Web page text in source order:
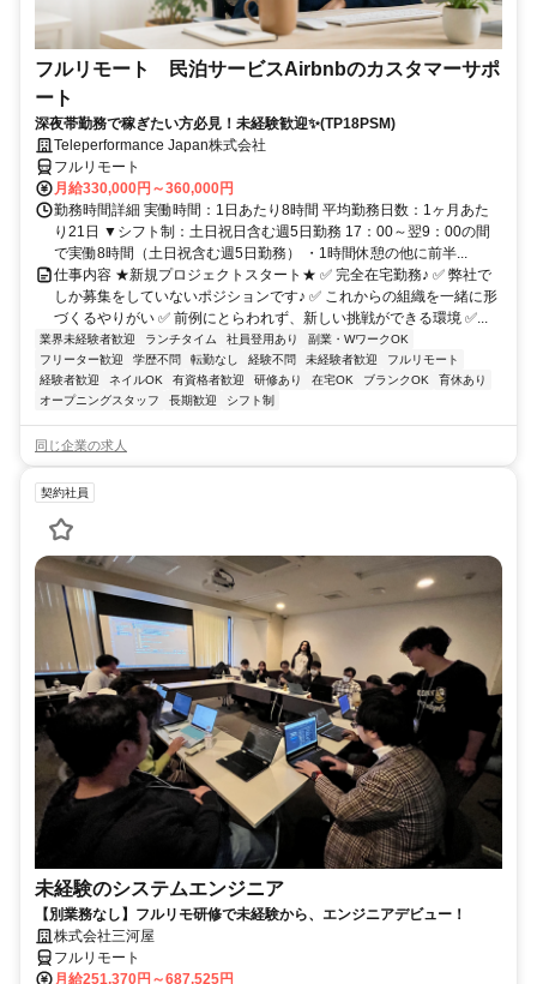
フルリモート 民泊サービスAirbnbのカスタマーサポ
ート
深夜帯勤務で稼ぎたい方必見！未経験歓迎✨(TP18PSM)
Teleperformance Japan株式会社
フルリモート
月給330,000円～360,000円
勤務時間詳細 実働時間：1日あたり8時間 平均勤務日数：1ヶ月あた
り21日 ▼シフト制：土日祝日含む週5日勤務 17：00～翌9：00の間
で実働8時間（土日祝含む週5日勤務） ・1時間休憩の他に前半...
仕事内容 ★新規プロジェクトスタート★ ✅ 完全在宅勤務♪ ✅ 弊社で
しか募集をしていないポジションです♪ ✅ これからの組織を一緒に形
づくるやりがい ✅ 前例にとらわれず、新しい挑戦ができる環境 ✅...
業界未経験者歓迎 ランチタイム 社員登用あり
副業・WワークOK
フリーター歓迎
学歴不問 転勤なし 経験不問 未経験者歓迎
フルリモート
経験者歓迎
ネイルOK 有資格者歓迎 研修あり 在宅OK ブランクOK
育休あり
オープニングスタッフ
長期歓迎 シフト制
同じ企業の求人
契約社員
未経験のシステムエンジニア
【別業務なし】フルリモ研修で未経験から、エンジニアデビュー！
株式会社三河屋
フルリモート
月給251,370円～687,525円